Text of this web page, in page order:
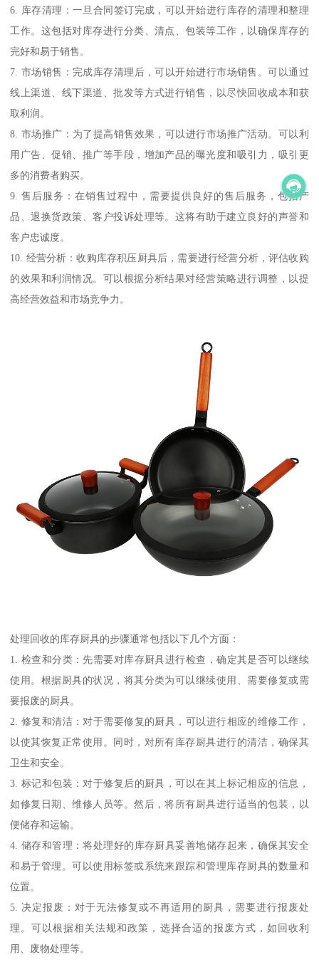
6. 库存清理：一旦合同签订完成，可以开始进行库存的清理和整理
工作。这包括对库存进行分类、清点、包装等工作，以确保库存的
完好和易于销售。
7. 市场销售：完成库存清理后，可以开始进行市场销售。可以通过
线上渠道、线下渠道、批发等方式进行销售，以尽快回收成本和获
取利润。
8. 市场推广：为了提高销售效果，可以进行市场推广活动。可以利
用广告、促销、推广等手段，增加产品的曝光度和吸引力，吸引更
多的消费者购买。
9. 售后服务：在销售过程中，需要提供良好的售后服务，包括产
品、退换货政策、客户投诉处理等。这将有助于建立良好的声誉和
客户忠诚度。
10. 经营分析：收购库存积压厨具后，需要进行经营分析，评估收购
的效果和利润情况。可以根据分析结果对经营策略进行调整，以提
高经营效益和市场竞争力。
处理回收的库存厨具的步骤通常包括以下几个方面：
1. 检查和分类：先需要对库存厨具进行检查，确定其是否可以继续
使用。根据厨具的状况，将其分类为可以继续使用、需要修复或需
要报废的厨具。
2. 修复和清洁：对于需要修复的厨具，可以进行相应的维修工作，
以使其恢复正常使用。同时，对所有库存厨具进行的清洁，确保其
卫生和安全。
3. 标记和包装：对于修复后的厨具，可以在其上标记相应的信息，
如修复日期、维修人员等。然后，将所有厨具进行适当的包装，以
便储存和运输。
4. 储存和管理：将处理好的库存厨具妥善地储存起来，确保其安全
和易于管理。可以使用标签或系统来跟踪和管理库存厨具的数量和
位置。
5. 决定报废：对于无法修复或不再适用的厨具，需要进行报废处
理。可以根据相关法规和政策，选择合适的报废方式，如回收利
用、废物处理等。